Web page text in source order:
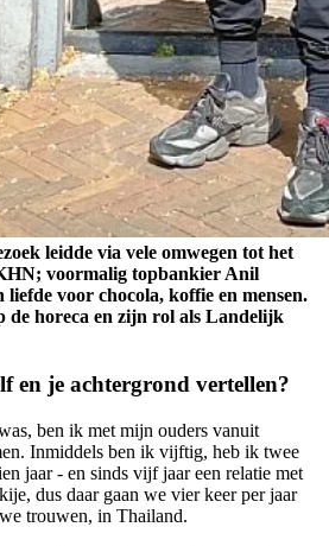
leidde via vele omwegen tot het
voormalig topbankier Anil
voor chocola, koffie en mensen.
horeca en zijn rol als Landelijk
en je achtergrond vertellen?
ben ik met mijn ouders vanuit
Inmiddels ben ik vijftig, heb ik twee
jaar - en sinds vijf jaar een relatie met
dus daar gaan we vier keer per jaar
trouwen, in Thailand.